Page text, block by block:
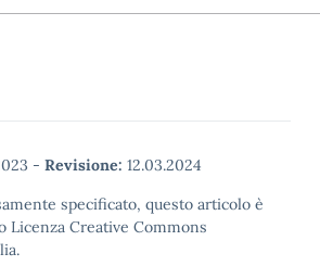
- Revisione: 12.03.2024
specificato, questo articolo è
Licenza Creative Commons